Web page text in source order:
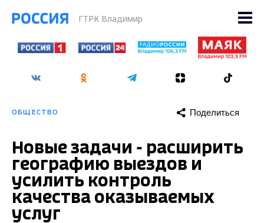
ГТРК Владимир
ОБЩЕСТВО Поделиться
Новые задачи - расширить
географию выездов и
усилить контроль
качества оказываемых
услуг